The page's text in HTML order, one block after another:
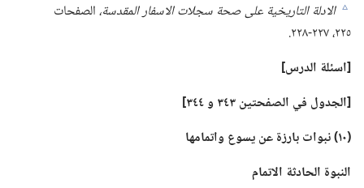
c الادلة التاريخية على صحة سجلات الاسفار المقدسة،‏الصفحات
٢٢٥،‏ ٢٢٧-‏٢٢٨.‏
‏[اسئلة الدرس]‏
‏[الجدول في الصفحتين ٣٤٣ و ٣٤٤]‏
‏(‏١٠)‏ نبوات بارزة عن يسوع واتمامها
النبوة الحادثة الاتمام